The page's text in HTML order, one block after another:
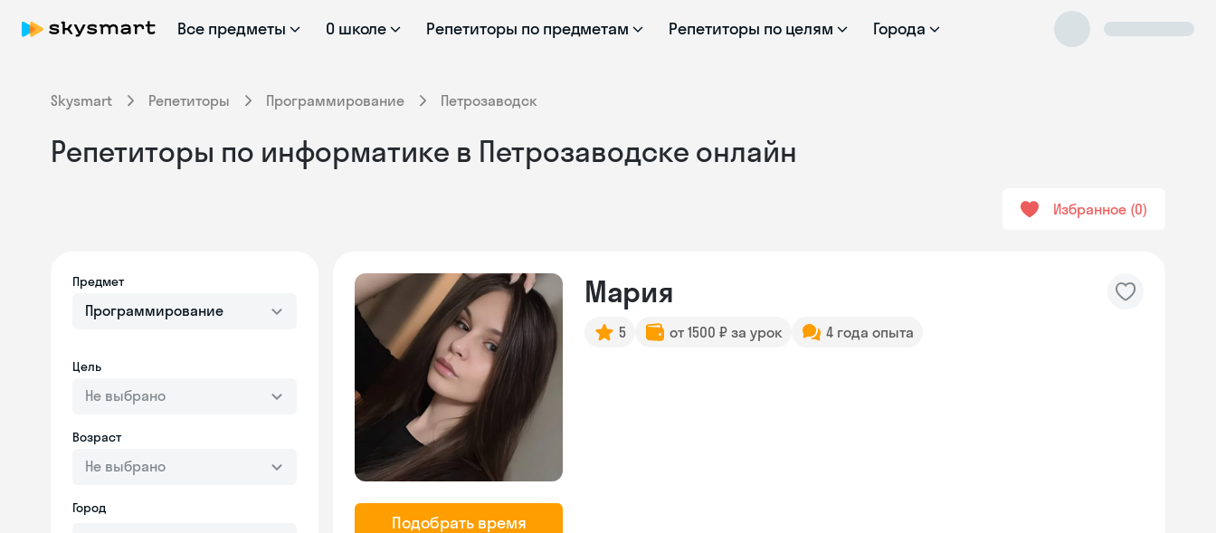
Все предметы О школе Репетиторы по предметам Репетиторы по целям Города
Skysmart Репетиторы Программирование Петрозаводск
Репетиторы по информатике в Петрозаводске онлайн
Избранное 0
Предмет
Программирование
Цель
Не выбрано
Возраст
Не выбрано
Город
Подобрать время
Мария
5 от 1500 ₽ за урок 4 года опыта